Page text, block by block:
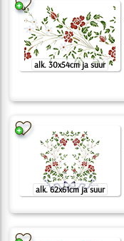
alk. 30x54cm ja suur
alk. 62x61cm ja suur